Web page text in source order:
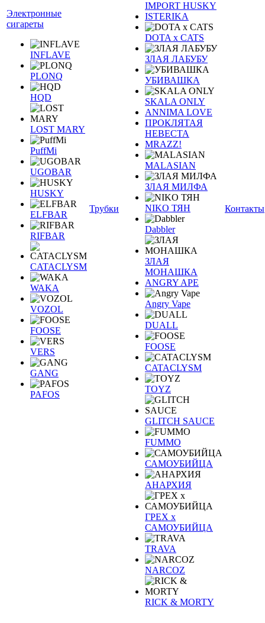
Электронные
сигареты
INFLAVE
PLONQ
HQD
LOST MARY
PuffMi
UGOBAR
HUSKY
ELFBAR
RIFBAR
CATACLYSM
WAKA
VOZOL
FOOSE
VERS
GANG
PAFOS
Трубки
IMPORT HUSKY
ISTERIKA
DOTA x CATS
ЗЛАЯ ЛАБУБУ
УБИВАШКА
SKALA ONLY
ANNIMA LOVE
ПРОКЛЯТАЯ
НЕВЕСТА
MRAZZ!
MALASIAN
ЗЛАЯ МИЛФА
NIKO ТЯН
Dabbler
ЗЛАЯ
МОНАШКА
ANGRY APE
Angry Vape
DUALL
FOOSE
CATACLYSM
TOYZ
GLITCH SAUCE
FUMMO
САМОУБИЙЦА
АНАРХИЯ
ГРЕХ х
САМОУБИЙЦА
TRAVA
NARCOZ
RICK & MORTY
Контакты